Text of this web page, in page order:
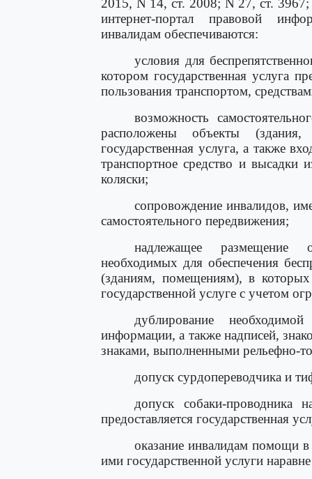
2015, N 14, ст. 2008; N 27, ст.
интернет-портал правовой
инвалидам обеспечиваются:
условия для
котором государственная услуга
пользования транспортом,
возможность
расположены объекты
государственная услуга, а также
транспортное средство и высадки
коляски;
сопровождение инвалидов,
самостоятельного передвижения;
надлежащее размещение
необходимых для обеспечения
(зданиям, помещениям), в которых
государственной услуге с учетом
дублирование
информации, а также надписей,
знаками, выполненными рельефно-
допуск сурдопереводчика и
допуск собаки-
предоставляется государственная
оказание инвалидам помощи
ими государственной услуги